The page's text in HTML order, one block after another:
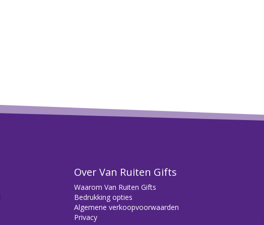
Over Van Ruiten Gifts
Waarom Van Ruiten Gifts
Bedrukking opties
Algemene verkoopvoorwaarden
Privacy